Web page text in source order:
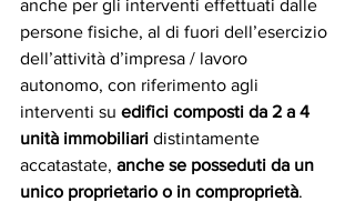
anche per gli interventi effettuati dalle
persone fisiche, al di fuori dell’esercizio
dell’attività d’impresa / lavoro
autonomo, con riferimento agli
interventi su edifici composti da 2 a 4
unità immobiliari distintamente
accatastate, anche se posseduti da un
unico proprietario o in comproprietà.